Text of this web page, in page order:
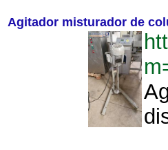
Agitador misturador de